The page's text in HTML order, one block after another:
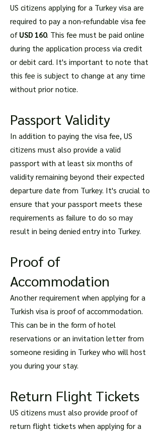
US citizens applying for a Turkey visa are
required to pay a non-refundable visa fee
of USD 160. This fee must be paid online
during the application process via credit
or debit card. It's important to note that
this fee is subject to change at any time
without prior notice.
Passport Validity
In addition to paying the visa fee, US
citizens must also provide a valid
passport with at least six months of
validity remaining beyond their expected
departure date from Turkey. It's crucial to
ensure that your passport meets these
requirements as failure to do so may
result in being denied entry into Turkey.
Proof of
Accommodation
Another requirement when applying for a
Turkish visa is proof of accommodation.
This can be in the form of hotel
reservations or an invitation letter from
someone residing in Turkey who will host
you during your stay.
Return Flight Tickets
US citizens must also provide proof of
return flight tickets when applying for a